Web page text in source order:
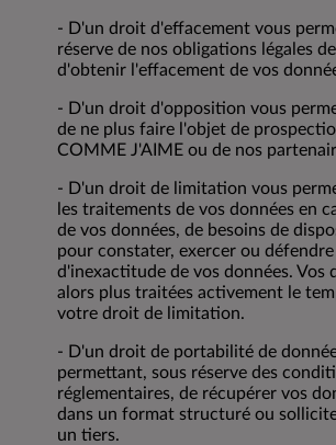
- D'un droit d'effacement vous
réserve de nos obligations légales
d'obtenir l'effacement de vos
- D'un droit d'opposition vous
de ne plus faire l'objet de
COMME J'AIME ou de nos
- D'un droit de limitation vous
les traitements de vos données en
de vos données, de besoins de
pour constater, exercer ou
d'inexactitude de vos données. Vos
alors plus traitées activement le
votre droit de limitation.
- D'un droit de portabilité de
permettant, sous réserve des
réglementaires, de récupérer vos
dans un format structuré ou
un tiers.